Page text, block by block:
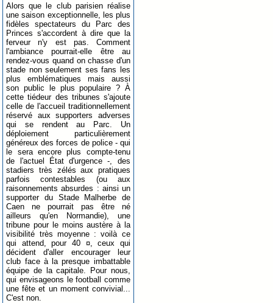
Alors que le club parisien réalise
une saison exceptionnelle, les plus
fidèles spectateurs du Parc des
Princes s'accordent à dire que la
ferveur n'y est pas. Comment
l'ambiance pourrait-elle être au
rendez-vous quand on chasse d'un
stade non seulement ses fans les
plus emblématiques mais aussi
son public le plus populaire ? À
cette tiédeur des tribunes s'ajoute
celle de l'accueil traditionnellement
réservé aux supporters adverses
qui se rendent au Parc. Un
déploiement particulièrement
généreux des forces de police - qui
le sera encore plus compte-tenu
de l'actuel État d'urgence -, des
stadiers très zélés aux pratiques
parfois contestables (ou aux
raisonnements absurdes : ainsi un
supporter du Stade Malherbe de
Caen ne pourrait pas être né
ailleurs qu'en Normandie), une
tribune pour le moins austère à la
visibilité très moyenne : voilà ce
qui attend, pour 40 ¤, ceux qui
décident d'aller encourager leur
club face à la presque imbattable
équipe de la capitale. Pour nous,
qui envisageons le football comme
une fête et un moment convivial...
C'est non.